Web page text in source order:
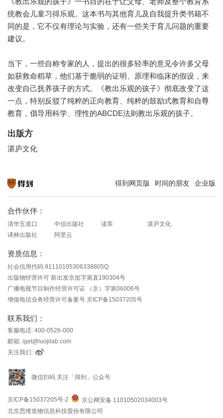
统教会儿童习得乐观。这本书与其他育儿及自我提升类书籍不
同的是，它不仅有理论与实验，还有一些关于育儿问题的重要
建议。
当下，一些自称专家的人，提出的很多轻率的意见令许多父母
如获救命稻草，他们基于脆弱的证明、原理和临床的假设，来
改变自己抚养孩子的方式。《教出乐观的孩子》彻底改变了这
一点，特别反驳了纯粹的正向教育、纯粹的鼓励式教育和自尊
教育，倡导用科学、理性的ABCDE法则教出乐观的孩子。
出版方
湛庐文化
得到网页版 时间的朋友 企业版
合作伙伴：
清华五道口 中信出版社 读库
湛庐文化
译林出版社
阿里云
资质信息：
社会信用代码 91110105306338805Q
出版物经营许可 新出发京批字第直190304号
广播电视节目制作经营许可证 （京）字第06006号
增值电信业务经营许可备案号 京ICP备15037205号
联系我们：
客服电话: 400-0526-000
邮箱: iget@luojilab.com
关注我们:
微信扫码 关注「得到」公众号
京ICP备15037205号-2
京公网安备 11010502034003号
北京思维造物信息科技股份有限公司